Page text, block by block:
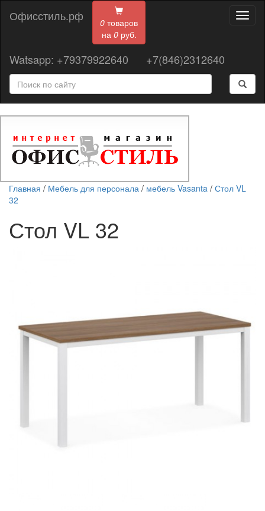
0 товаров
на 0руб.
Офисстиль.рф
Watsapp: +79379922640 +7(846)2312640
Главная / Мебель для персонала / мебель Vasanta / Стол VL
32
Стол VL 32